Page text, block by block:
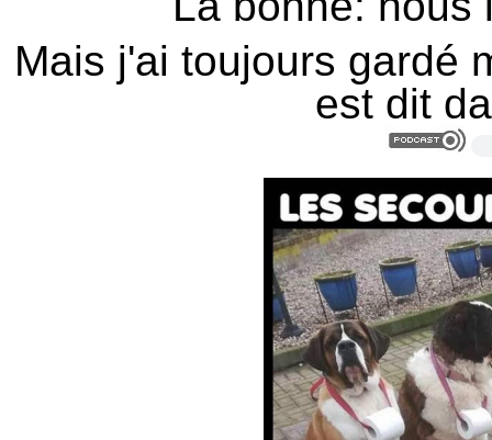
Mais j'ai toujours gardé
est dit